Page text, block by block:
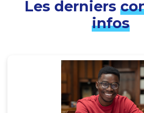
Les derniers
infos